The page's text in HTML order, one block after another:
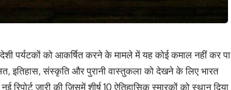
पर्यटकों को आकर्षित करने के मामले में यह कोई कमाल नहीं कर पा
इतिहास, संस्कृति और पुरानी वास्तुकला को देखने के लिए भारत
जारी की जिसमें शीर्ष 10 ऐतिहासिक स्मारकों को स्थान दिया